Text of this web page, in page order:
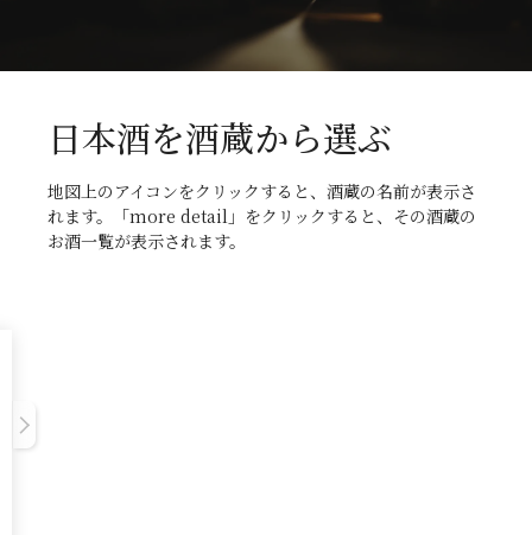
日本酒を酒蔵から選ぶ
地図上のアイコンをクリックすると、酒蔵の名前が表示さ
れます。「more detail」をクリックすると、その酒蔵の
お酒一覧が表示されます。